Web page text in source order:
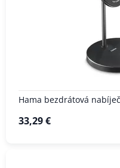
Hama bezdrátová
33,29 €